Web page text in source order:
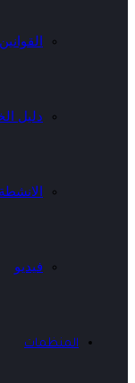
دليل
فيديو
المنظمات